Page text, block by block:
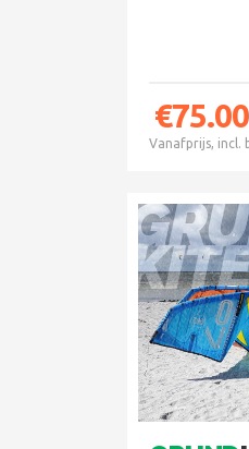
€75.00
Vanafprijs, incl.